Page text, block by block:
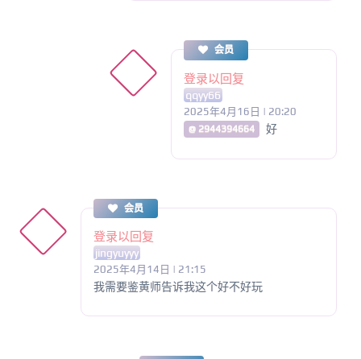
会员
登录以回复
qqyy66
2025年4月16日 | 20:20
@ 2944394664 好
会员
登录以回复
jingyuyyy
2025年4月14日 | 21:15
我需要鉴黄师告诉我这个好不好玩